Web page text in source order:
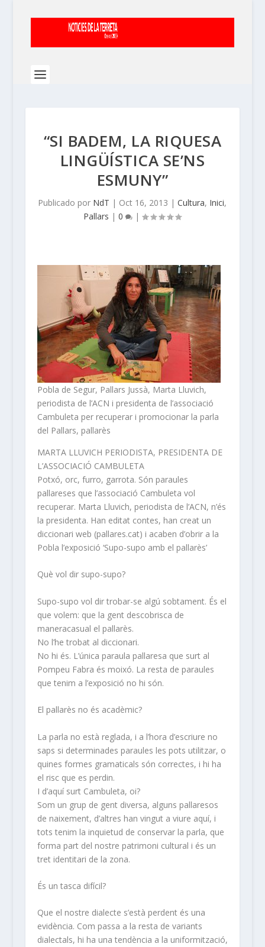
“SI BADEM, LA RIQUESA
LINGÜÍSTICA SE’NS
ESMUNY”
Publicado por NdT | Oct 16, 2013 |Cultura, Inici,
Pallars |0 |
Pobla de Segur, Pallars Jussà, Marta Lluvich,
periodista de l’ACN i presidenta de l’associació
Cambuleta per recuperar i promocionar la parla
del Pallars, pallarès
MARTA LLUVICH PERIODISTA, PRESIDENTA DE
L’ASSOCIACIÓ CAMBULETA
Potxó, orc, furro, garrota. Són paraules
pallareses que l’associació Cambuleta vol
recuperar. Marta Lluvich, periodista de l’ACN, n’és
la presidenta. Han editat contes, han creat un
diccionari web (pallares.cat) i acaben d’obrir a la
Pobla l’exposició ‘Supo-supo amb el pallarès’
Què vol dir supo-supo?
Supo-supo vol dir trobar-se algú sobtament. És el
que volem: que la gent descobrisca de
maneracasual el pallarès.
No l’he trobat al diccionari.
No hi és. L’única paraula pallaresa que surt al
Pompeu Fabra és moixó. La resta de paraules
que tenim a l’exposició no hi són.
El pallarès no és acadèmic?
La parla no està reglada, i a l’hora d’escriure no
saps si determinades paraules les pots utilitzar, o
quines formes gramaticals són correctes, i hi ha
el risc que es perdin.
I d’aquí surt Cambuleta, oi?
Som un grup de gent diversa, alguns pallaresos
de naixement, d’altres han vingut a viure aquí, i
tots tenim la inquietud de conservar la parla, que
forma part del nostre patrimoni cultural i és un
tret identitari de la zona.
És un tasca difícil?
Que el nostre dialecte s’està perdent és una
evidència. Com passa a la resta de variants
dialectals, hi ha una tendència a la uniformització,